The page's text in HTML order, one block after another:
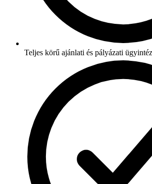
Teljes körű ajánlati és pályázati